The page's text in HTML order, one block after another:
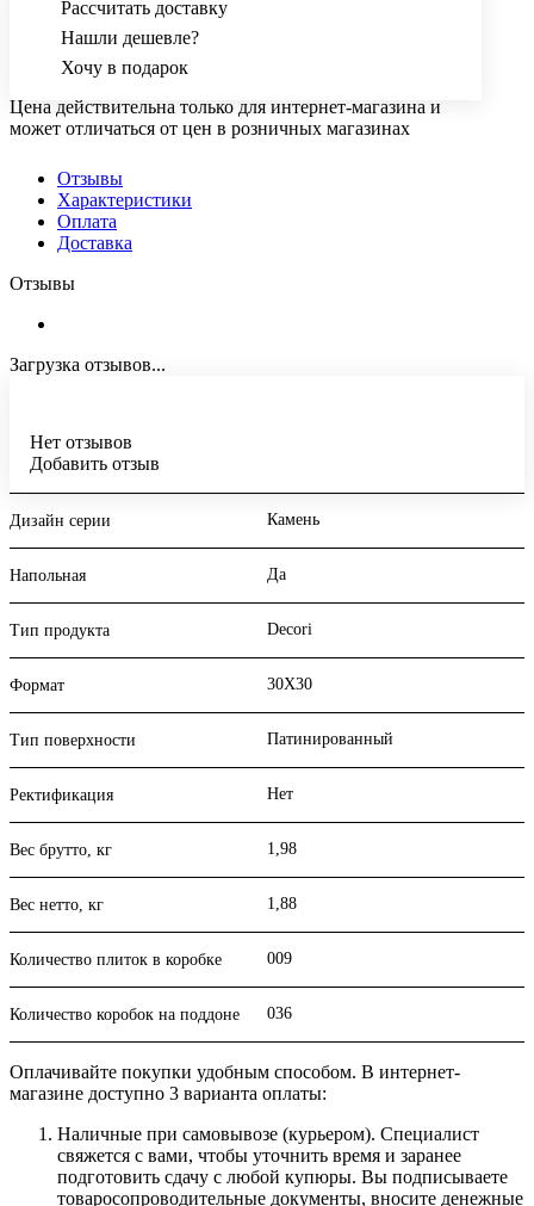
Рассчитать доставку
Нашли дешевле?
Хочу в подарок
Цена действительна только для интернет-магазина и
может отличаться от цен в розничных магазинах
Отзывы
Характеристики
Оплата
Доставка
Отзывы
Загрузка отзывов...
Нет отзывов
Добавить отзыв
Дизайн серии Камень
Напольная Да
Тип продукта Decori
Формат 30X30
Тип поверхности Патинированный
Ректификация Нет
Вес брутто, кг 1,98
Вес нетто, кг 1,88
Количество плиток в коробке 009
Количество коробок на поддоне 036
Оплачивайте покупки удобным способом. В интернет-
магазине доступно 3 варианта оплаты:
Наличные при самовывозе (курьером). Специалист
свяжется с вами, чтобы уточнить время и заранее
подготовить сдачу с любой купюры. Вы подписываете
товаросопроводительные документы, вносите денежные